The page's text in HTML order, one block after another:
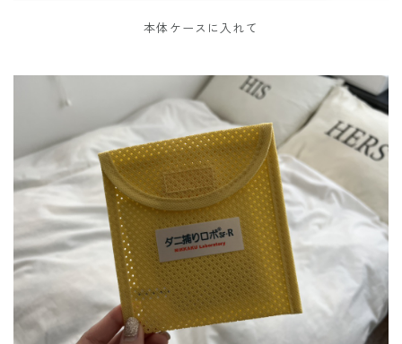
本体ケースに入れて